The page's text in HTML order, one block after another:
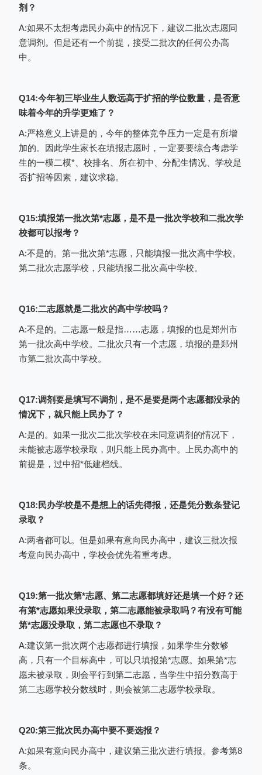
1.符合照顾加分条件的考生要如实选择
照顾类型，如若不具备照顾加分条件的考生
请选择“无”；
2.符合照顾加分条件的考生要如实选择
照顾类型，符合多个条件的请选择加分*高的
校、教育机关进行认证）
3.证明材料：图片大小50k，格式
jpeg,jpg,png,gif中的一种；
4.照顾对象登记后，如果需要变更照顾
行；
5.考生请在填报志愿有效时间内申请，
过了有效时间将不允许再申请照顾加分；
6.照顾对象信息审核通过后将不允许再
改。
2）填报志愿
照顾对象信息选择完成后，点击“下一
步”按钮，进入“填报志愿”界面，如下图：
填报志愿时，考生点击选择框的倒三角
按钮，弹出志愿学校列表框，考生可在列表
剂？
A:如果不太想考虑民办高中的情况下，建议二批次志愿同
意调剂。但是还有一个前提，接受二批次的任何公办高
中。
Q14:今年初三毕业生人数远高于扩招的学位数量，是否意
味着今年的升学更难了？
A:严格意义上讲是的，今年的整体竞争压力一定是有所增
加的。因此学生家长在填报志愿时，一定要要综合考虑学
生的一模二模*、校排名、所在初中、分配生情况、学校是
否扩招等因素，建议求稳。
Q15:填报第一批次第*志愿，是不是一批次学校和二批次学
校都可以报考？
A:不是的。第一批次第*志愿，只能填报一批次高中学校。
第二批次志愿学校，只能填报二批次高中学校。
Q16:二志愿就是二批次的高中学校吗？
A:不是的。二志愿一般是指……志愿，填报的也是郑州市
第一批次高中学校。二批次只有一个志愿，填报的是郑州
市第二批次高中学校。
Q17:调剂要是填写不调剂，是不是要是两个志愿都没录的
情况下，就只能上民办了？
A:是的。如果一批次二批次学校在未同意调剂的情况下，
未能被志愿学校录取，则只能上民办高中。上民办高中的
前提是，过中招*低建档线。
Q18:民办学校是不是想上的话先得报，还是凭分数条登记
录取？
A:两者都可以。但是如果有意向民办高中，建议三批次报
考意向民办高中，学校会优先着重考虑。
Q19:第一批次第*志愿、第二志愿都填好还是填一个好？还
有第*志愿如果没录取，第二志愿能被录取吗？有没有可能
第*志愿没录取，第二志愿也不录取？
A:建议第一批次两个志愿都进行填报，如果学生分数够
高，只有一个目标高中，可以只填报第*志愿。如果第*志
愿未被录取，则会平行到第二志愿，当学生中招分数高于
第二志愿学校分数线时，则会被第二志愿学校录取。
Q20:第三批次民办高中要不要选报？
A:如果有意向民办高中，建议第三批次进行填报。参考第8
条。